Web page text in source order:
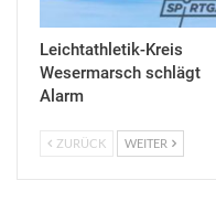
Leichtathletik-Kreis
Wesermarsch schlägt
Alarm
ZURÜCK WEITER